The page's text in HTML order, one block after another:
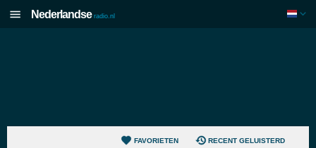
Nederlandse radio.nl
FAVORIETEN RECENT GELUISTERD